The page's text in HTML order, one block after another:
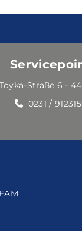
Straße 6 -
0231 /